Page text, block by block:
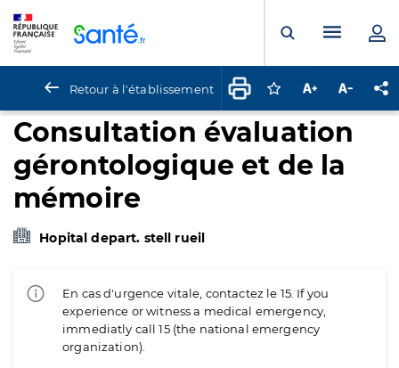
Ouvrir laMenu
Retour à l'établissement Connectez-vous
Augmenter la
Consultation évaluation
gérontologique et de la
mémoire
Hopital depart. stell rueil
En cas d'urgence vitale, contactez le 15. If you
experience or witness a medical emergency,
immediatly call 15 (the national emergency
organization).